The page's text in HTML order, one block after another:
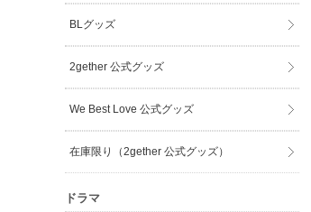
BLグッズ
2gether 公式グッズ
We Best Love 公式グッズ
在庫限り（2gether 公式グッズ）
ドラマ